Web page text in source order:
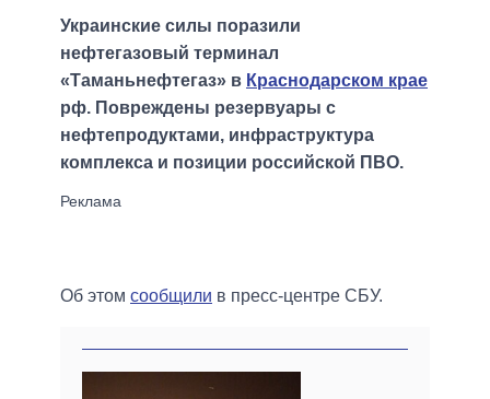
Украинские силы поразили
нефтегазовый терминал
«Таманьнефтегаз» в Краснодарском крае
рф. Повреждены резервуары с
нефтепродуктами, инфраструктура
комплекса и позиции российской ПВО.
Об этом сообщили в пресс-центре СБУ.